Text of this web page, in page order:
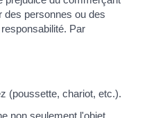
des personnes ou des
Par
(poussette, chariot, etc.).